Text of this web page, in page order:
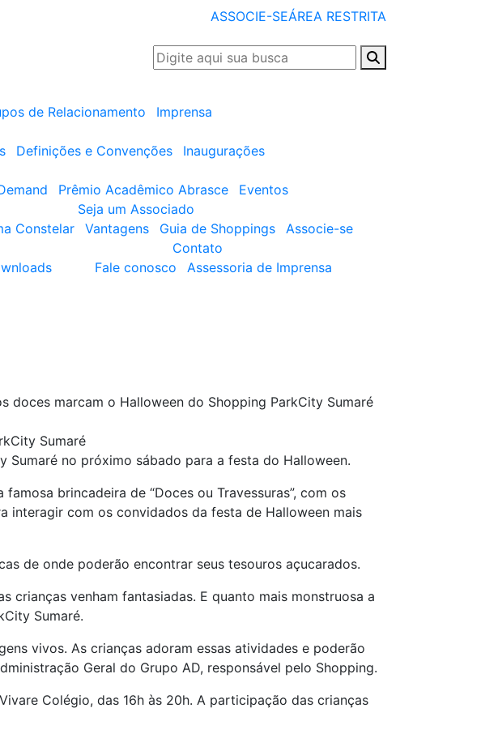
ASSOCIE-SEÁREA RESTRITA
de Relacionamento
Imprensa
Definições e Convenções
Inaugurações
Prêmio Acadêmico Abrasce
Eventos
Seja um Associado
Constelar
Vantagens Guia de Shoppings
Associe-se
Contato
Fale conosco
Assessoria de Imprensa
doces marcam o Halloween do Shopping ParkCity Sumaré
Sumaré
Sumaré no próximo sábado para a festa do Halloween.
brincadeira de “Doces ou Travessuras”, com os
interagir com os convidados da festa de Halloween mais
de onde poderão encontrar seus tesouros açucarados.
crianças venham fantasiadas. E quanto mais monstruosa a
Sumaré.
vivos. As crianças adoram essas atividades e poderão
Geral do Grupo AD, responsável pelo Shopping.
Colégio, das 16h às 20h. A participação das crianças